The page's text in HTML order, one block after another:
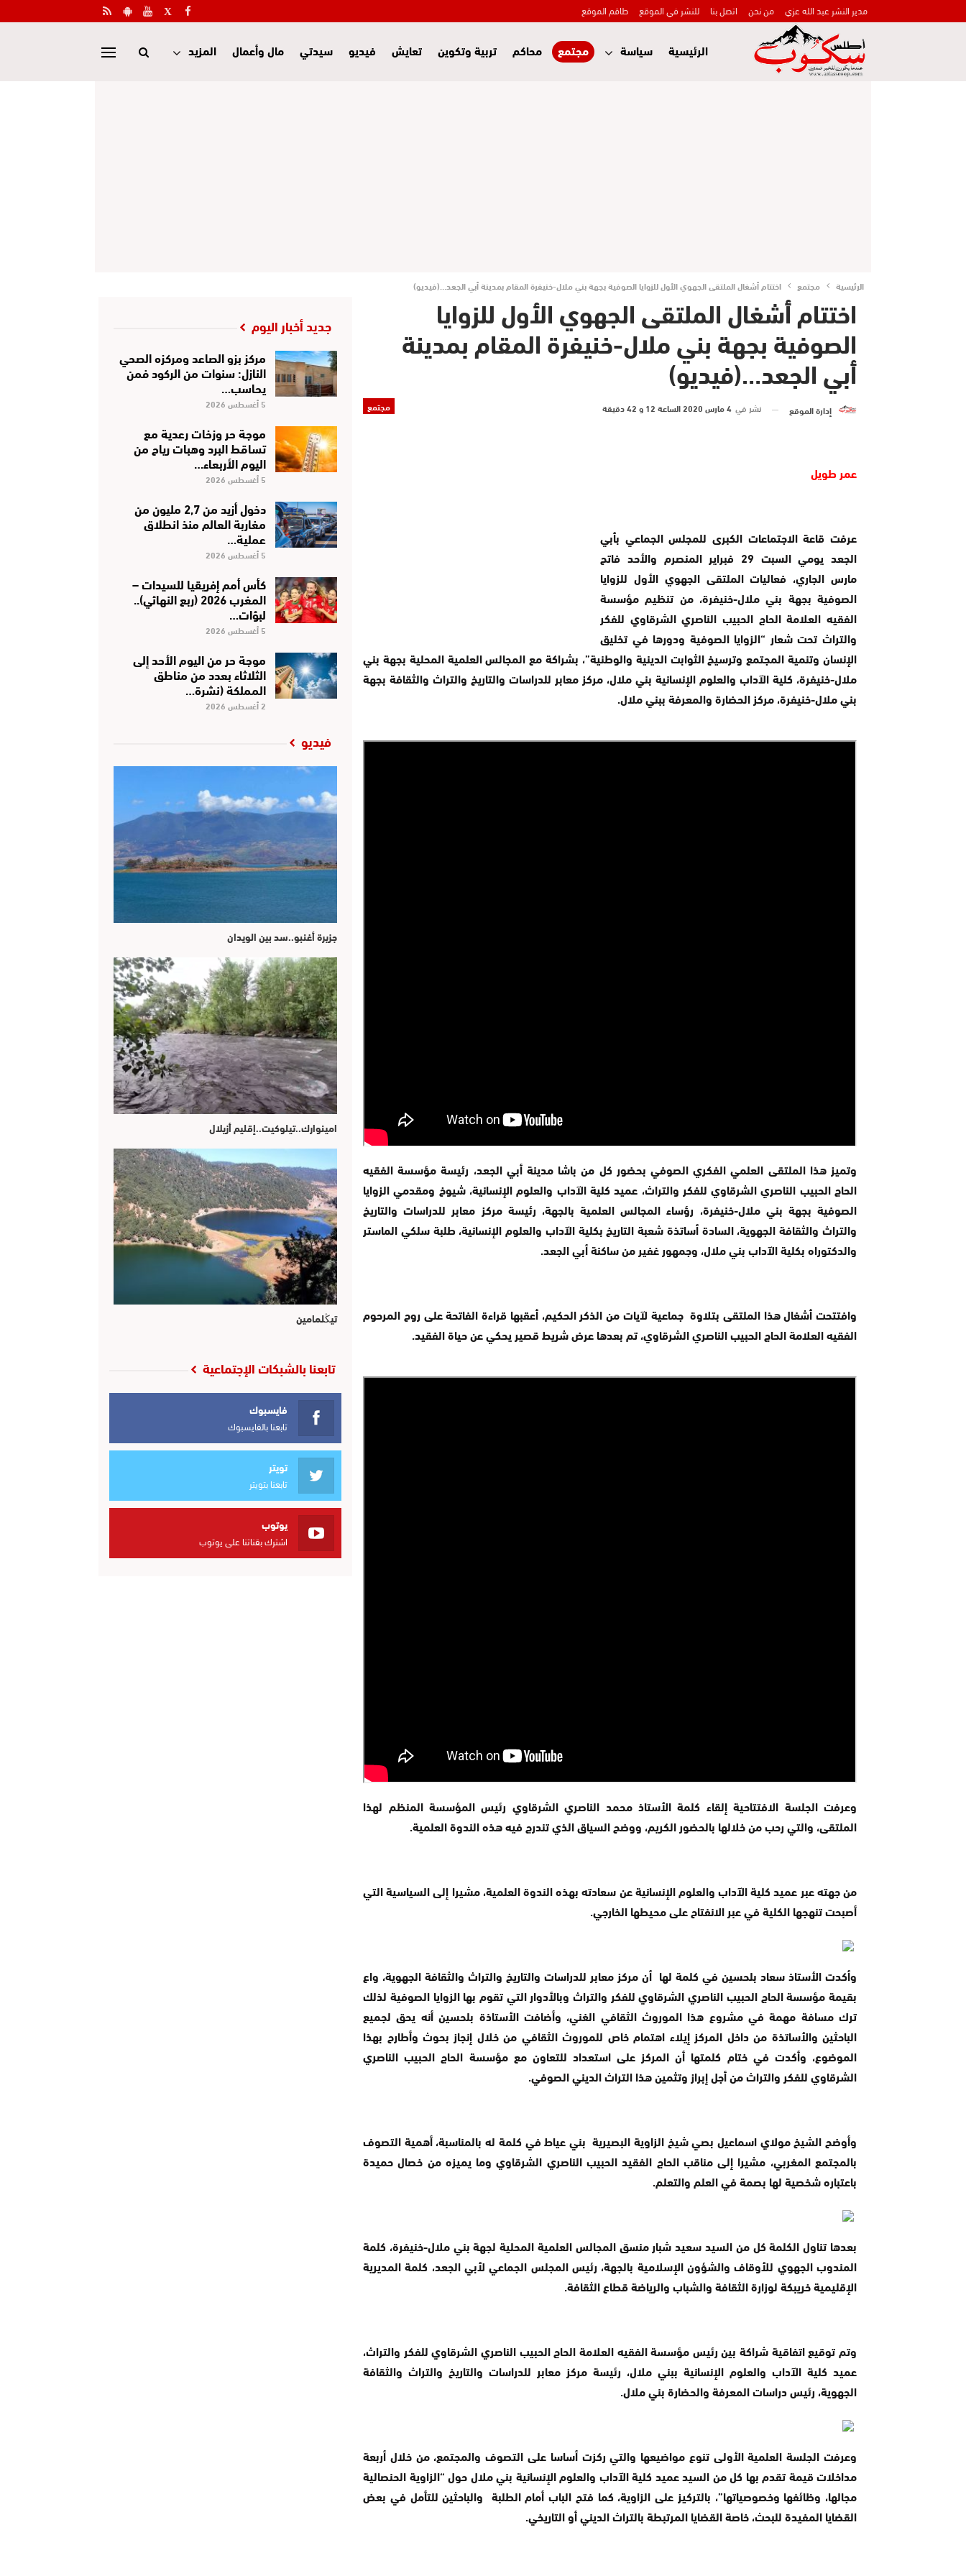
مدير النشر عبد الله عزي من نحن اتصل بنا للنشر في الموقع طاقم الموقع
الرئيسية سياسة مجتمع محاكم تربية وتكوين تعايش فيديو سيدتي مال وأعمال المزيد
الرئيسية مجتمع اختتام أشغال الملتقى الجهوي الأول للزوايا الصوفية بجهة بني ملال-خنيفرة المقام بمدينة أبي الجعد…(فيديو)
اختتام أشغال الملتقى الجهوي الأول للزوايا
الصوفية بجهة بني ملال-خنيفرة المقام بمدينة
أبي الجعد…(فيديو)
مجتمع إدارة الموقع نشر في 4 مارس 2020 الساعة 12 و 42 دقيقة
عمر طويل
عرفت قاعة الاجتماعات الكبرى للمجلس الجماعي بأبي
الجعد يومي السبت 29 فبراير المنصرم والأحد فاتح
مارس الجاري، فعاليات الملتقى الجهوي الأول للزوايا
الصوفية بجهة بني ملال-خنيفرة، من تنظيم مؤسسة
الفقيه العلامة الحاج الحبيب الناصري الشرقاوي للفكر
والتراث تحت شعار “الزوايا الصوفية ودورها في تخليق
الإنسان وتنمية المجتمع وترسيخ الثوابت الدينية والوطنية”، بشراكة مع المجالس العلمية المحلية بجهة بني
ملال-خنيفرة، كلية الآداب والعلوم الإنسانية بني ملال، مركز معابر للدراسات والتاريخ والتراث والثقافة بجهة
بني ملال-خنيفرة، مركز الحضارة والمعرفة ببني ملال.
وتميز هذا الملتقى العلمي الفكري الصوفي بحضور كل من باشا مدينة أبي الجعد، رئيسة مؤسسة الفقيه
الحاج الحبيب الناصري الشرقاوي للفكر والتراث، عميد كلية الآداب والعلوم الإنسانية، شيوخ ومقدمي الزوايا
الصوفية بجهة بني ملال-خنيفرة، رؤساء المجالس العلمية بالجهة، رئيسة مركز معابر للدراسات والتاريخ
والتراث والثقافة الجهوية، السادة أساتذة شعبة التاريخ بكلية الآداب والعلوم الإنسانية، طلبة سلكي الماستر
والدكتوراه بكلية الآداب بني ملال، وجمهور غفير من ساكنة أبي الجعد.
وافتتحت أشغال هذا الملتقى بتلاوة جماعية لآيات من الذكر الحكيم، أعقبها قراءة الفاتحة على روح المرحوم
الفقيه العلامة الحاج الحبيب الناصري الشرقاوي، تم بعدها عرض شريط قصير يحكي عن حياة الفقيد.
وعرفت الجلسة الافتتاحية إلقاء كلمة الأستاذ محمد الناصري الشرقاوي رئيس المؤسسة المنظم لهذا
الملتقى، والتي رحب من خلالها بالحضور الكريم، ووضح السياق الذي تندرج فيه هذه الندوة العلمية.
من جهته عبر عميد كلية الآداب والعلوم الإنسانية عن سعادته بهذه الندوة العلمية، مشيرا إلى السياسية التي
أصبحت تنهجها الكلية في عبر الانفتاح على محيطها الخارجي.
وأكدت الأستاذ سعاد بلحسين في كلمة لها أن مركز معابر للدراسات والتاريخ والتراث والثقافة الجهوية، واع
بقيمة مؤسسة الحاج الحبيب الناصري الشرقاوي للفكر والتراث وبالأدوار التي تقوم بها الزوايا الصوفية لذلك
ترك مسافة مهمة في مشروع هذا الموروث الثقافي الغني، وأضافت الأستاذة بلحسين أنه يحق لجميع
الباحثين والأساتذة من داخل المركز إيلاء اهتمام خاص للموروث الثقافي من خلال إنجاز بحوث وأطارح بهذا
الموضوع، وأكدت في ختام كلمتها أن المركز على استعداد للتعاون مع مؤسسة الحاج الحبيب الناصري
الشرقاوي للفكر والتراث من أجل إبراز وتثمين هذا التراث الديني الصوفي.
وأوضح الشيخ مولاي اسماعيل بصي شيخ الزاوية البصيرية بني عياط في كلمة له بالمناسبة، أهمية التصوف
بالمجتمع المغربي، مشيرا إلى مناقب الحاج الفقيد الحبيب الناصري الشرقاوي وما يميزه من خصال حميدة
باعتباره شخصية لها بصمة في العلم والتعلم.
بعدها تناول الكلمة كل من السيد سعيد شبار منسق المجالس العلمية المحلية لجهة بني ملال-خنيفرة، كلمة
المندوب الجهوي للأوقاف والشؤون الإسلامية بالجهة، رئيس المجلس الجماعي لأبي الجعد، كلمة المديرية
الإقليمية خريبكة لوزارة الثقافة والشباب والرياضة قطاع الثقافة.
وتم توقيع اتفاقية شراكة بين رئيس مؤسسة الفقيه العلامة الحاج الحبيب الناصري الشرقاوي للفكر والتراث،
عميد كلية الآداب والعلوم الإنسانية ببني ملال، رئيسة مركز معابر للدراسات والتاريخ والتراث والثقافة
الجهوية، رئيس دراسات المعرفة والحضارة بني ملال.
وعرفت الجلسة العلمية الأولى تنوع مواضيعها والتي ركزت أساسا على التصوف والمجتمع، من خلال أربعة
مداخلات قيمة تقدم بها كل من السيد عميد كلية الآداب والعلوم الإنسانية بني ملال حول “الزاوية الحنصالية
مجالها، وظائفها وخصوصياتها”، بالتركيز على الزاوية، كما فتح الباب أمام الطلبة والباحثين للتأمل في بعض
القضايا المفيدة للبحث، خاصة القضايا المرتبطة بالتراث الديني أو التاريخي.
جديد أخبار اليوم
مركز بزو الصاعد ومركزه الصحي
النازل: سنوات من الركود فمن
يحاسب…
5 أغسطس 2026
موجة حر وزخات رعدية مع
تساقط البرد وهبات رياح من
اليوم الأربعاء…
5 أغسطس 2026
دخول أزيد من 2,7 مليون من
مغاربة العالم منذ انطلاق
عملية…
5 أغسطس 2026
كأس أمم إفريقيا للسيدات –
المغرب 2026 (ربع النهائي)..
لبؤات…
5 أغسطس 2026
موجة حر من اليوم الأحد إلى
الثلاثاء بعدد من مناطق
المملكة (نشرة…
2 أغسطس 2026
فيديو
جزيرة أغنبو..سد بين الويدان
امينوارك..تيلوكيت..إقليم أزيلال
تيڭلمامين
تابعنا بالشبكات الإجتماعية
فايسبوك
تابعنا بالفايسبوك
تويتر
تابعنا بتويتر
يوتوب
اشترك بقناتنا على يوتوب